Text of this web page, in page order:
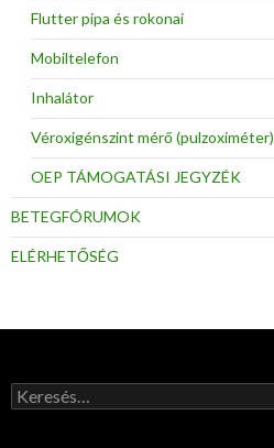
Flutter pipa és rokonai
Mobiltelefon
Inhalátor
Véroxigénszint mérő (pulzoximéter)
OEP TÁMOGATÁSI JEGYZÉK
BETEGFÓRUMOK
ELÉRHETŐSÉG
Keresés: